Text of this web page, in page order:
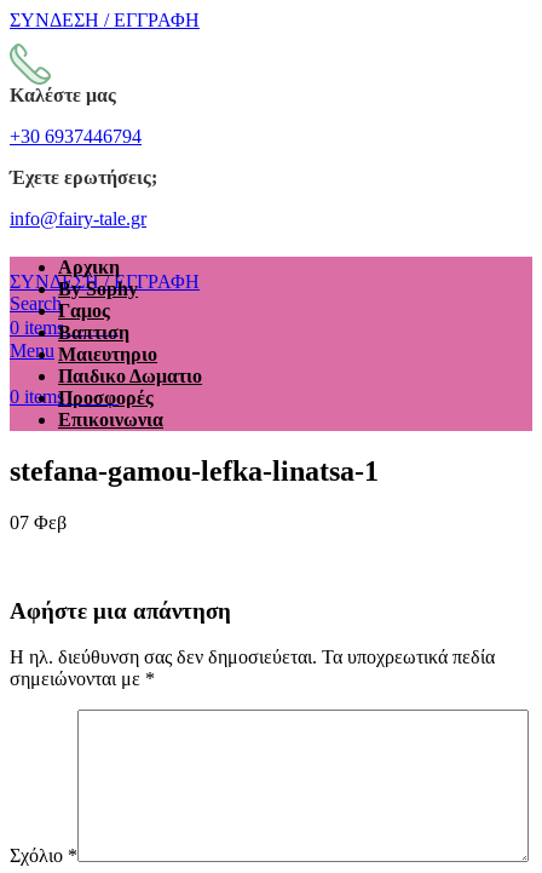
ΣΥΝΔΕΣΗ / ΕΓΓΡΑΦΗ
Καλέστε μας
+30 6937446794
Έχετε ερωτήσεις;
info@fairy-tale.gr
ΣΥΝΔΕΣΗ / ΕΓΓΡΑΦΗ
Search
0 items €0.00
Menu
0 items €0.00
Αρχικη
By Sophy
Γαμος
Βαπτιση
Μαιευτηριο
Παιδικο Δωματιο
Προσφορές
Επικοινωνια
stefana-gamou-lefka-linatsa-1
07 Φεβ
Αφήστε μια απάντηση
Η ηλ. διεύθυνση σας δεν δημοσιεύεται. Τα υποχρεωτικά πεδία
σημειώνονται με *
Σχόλιο *